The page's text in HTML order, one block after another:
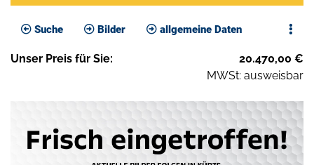
Suche Bilder allgemeine Daten
Unser Preis für Sie: 20.470,00 €
MWSt: ausweisbar